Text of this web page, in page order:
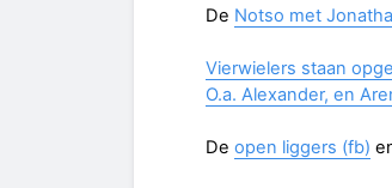
De Notso met
Vierwielers staan
O.a. Alexander, en
De open liggers (fb)